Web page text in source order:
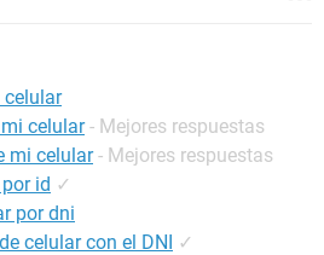
celular
celular - Mejores respuestas
mi celular - Mejores respuestas
id ✓
por dni
celular con el DNI ✓